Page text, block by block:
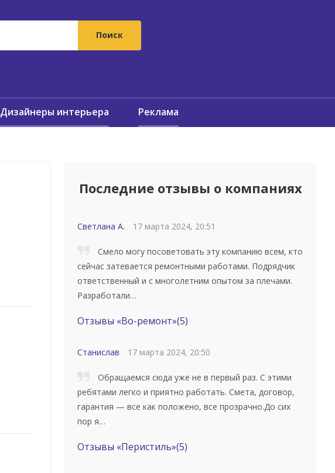
Дизайнеры интерьера Реклама
Последние отзывы о компаниях
Светлана А. 17 марта 2024, 20:51
Смело могу посоветовать эту компанию всем, кто
сейчас затевается ремонтными работами. Подрядчик
ответственный и с многолетним опытом за плечами.
Разработали…
Отзывы «Во-ремонт»(5)
Станислав 17 марта 2024, 20:50
Обращаемся сюда уже не в первый раз. С этими
ребятами легко и приятно работать. Смета, договор,
гарантия — все как положено, все прозрачно.До сих
пор я…
Отзывы «Перистиль»(5)